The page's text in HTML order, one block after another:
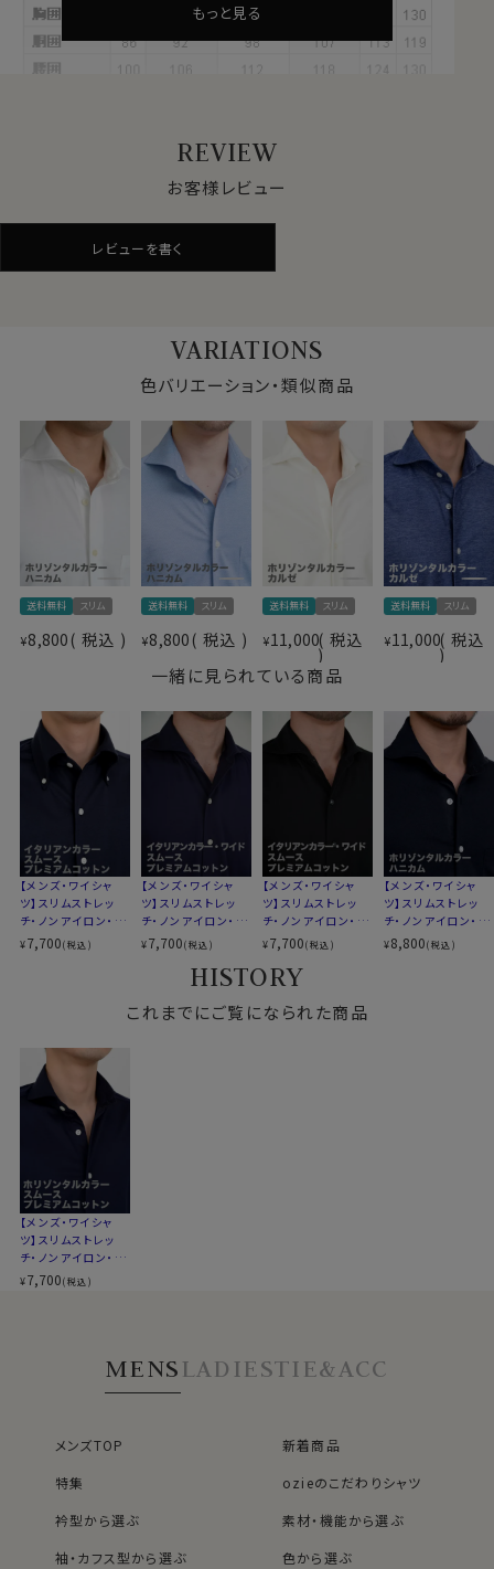
ラックス。
オールシーズン快適なストレスフリーのシャツ。
サラッとした肌ざわりとソフト感が心地いい、やみつきに
●高級スーピマ綿＝CORCORAN（コーコラン）
+ALBINI紡績の糸を使用
28.6mm以上の原綿）を超長綿といいます。
超長綿は世界の綿生産量のたった3％しかない希少性の
高いプレミアムコットンです。
このシャツにはスーピマ綿の中でより厳選された高級ス
ーピマ綿＝CORCORAN（コーコラン）のみを使用して、
高級生地で有名なイタリアはALBINI（アルビニ）の関連
会社アルビニアイコットー二社で紡績した高級ニット糸
を使用しています。
今回はスムース編みの32ゲージジャージーコットンをチ
ややしっかりとした印象の肉厚で透け感が少なく、それで
いてソフト感・光沢感・伸縮性に優れたニット生地に仕上
がっています。
よく見るとワイシャツ仕様のニットシャツです。
見た目はワイシャツの定番生地ブロードのようで、表も裏
も凸凹感の無い非常に滑らかな肌触りの“スムース“で
す。
●ノーアイロンで、お手入れ楽
素材として形態安定性が抜群です。
洗濯終了後は、すぐに洗濯機から取り出してしわを伸ば
し、ハンガーにかけて干すだけ。
これでアイロンがけは、ほぼ必要ありません。
たたんでも折りじわがつきづらく、しわになりにくいため、
出張や旅行にもおすすめです。
●洗濯について
クリーニングはお控えください（洗濯コースによっては、
伸縮する場合があります）
ウエストを絞ったバックダーツ入りのスリムなスタイル。
伸縮性と柔らかな感触が、体にフィットして快適でスタイ
リッシュな着こなしができます。
ozieのラインナップでもっともスリムなシャツです。
●コーディネートいろいろ、ホリゾンタルカラー
カラー（カッタウェイ）。
アンタイドの時は、オープンカラーのようにきれいに衿が
仕様表
素材
プレミアムコットン＝スーピマ綿
CORCORAN（コーコラン）
icotoni di Albini＝
アルビニアイコットー二社紡績
素材名
ジャージーコットン（32Gスムース）
ホリゾンタルカラー(カッタウェイ)
前立て
裏前立て
後身頃
バックダーツ入り細身
ポケット なし
柄
無地
ラウンドカット・アジャスタブル
コンバーチブルカフス
S-37・M-39･L-41･LL-43･3L-45･4L-47cm
トールサイズ M-88・L-90・LL-90cm
スタイルスリムフィット 細身
生産国
中国
ください
もっと見る
REVIEW
お客様レビュー
レビューを書く
VARIATIONS
色バリエーション・類似商品
送料無料 スリム
¥8,800 税込
送料無料 スリム
¥8,800 税込
送料無料 スリム
¥11,000 税込
送料無料 スリム
¥11,000 税込
一緒に見られている商品
【メンズ・ワイシャ
ツ】スリムストレッ
チ・ノンアイロン・プ
レミアムコットン・ニ
ット・イタリアンカラ
¥7,700(税込)
【メンズ・ワイシャ
ツ】スリムストレッ
チ・ノンアイロン・プ
レミアムコットン・ニ
ット・イタリアンカラ
ー・ワイドカラー・第
一ボタンあり・ポケ
ット無し・SALE
¥7,700(税込)
【メンズ・ワイシャ
ツ】スリムストレッ
チ・ノンアイロン・プ
レミアムコットン・ニ
ット・イタリアンカラ
ー・ワイドカラー・第
一ボタンあり・ポケ
ット無し・SALE
¥7,700(税込)
【メンズ・ワイシャ
ツ】スリムストレッ
チ・ノンアイロン・ド
ライ・ニット・ホリゾ
ンタルカラー・カッタ
¥8,800(税込)
HISTORY
これまでにご覧になられた商品
【メンズ・ワイシャ
ツ】スリムストレッ
チ・ノンアイロン・プ
レミアムコットン・ニ
ット・ホリゾンタルカ
¥7,700(税込)
MENSLADIESTIE&ACC
メンズTOP
新着商品
特集
ozieのこだわりシャツ
衿型から選ぶ
素材・機能から選ぶ
袖・カフス型から選ぶ
色から選ぶ